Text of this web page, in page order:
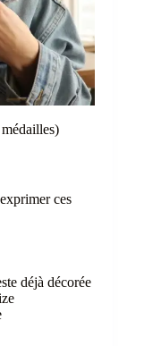
ces
déjà décorée